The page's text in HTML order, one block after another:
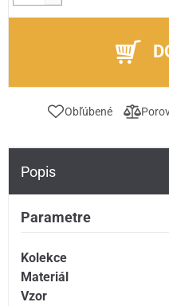
Obľúbené
Popis
Parametre
Kolekce
Materiál
Vzor